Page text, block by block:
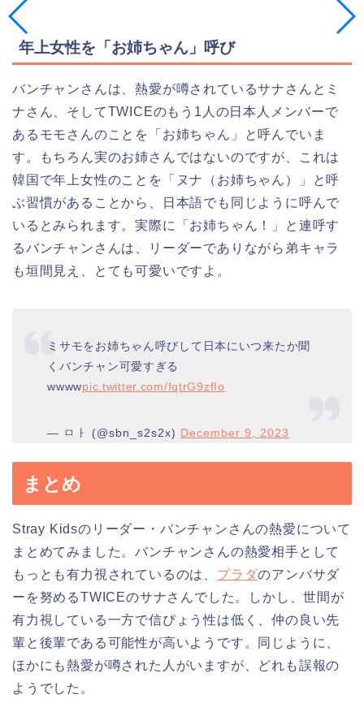
年上女性を「お姉ちゃん」呼び
バンチャンさんは、熱愛が噂されているサナさんとミ
ナさん、そしてTWICEのもう1人の日本人メンバーで
あるモモさんのことを「お姉ちゃん」と呼んでいま
す。もちろん実のお姉さんではないのですが、これは
韓国で年上女性のことを「ヌナ（お姉ちゃん）」と呼
ぶ習慣があることから、日本語でも同じように呼んで
いるとみられます。実際に「お姉ちゃん！」と連呼す
るバンチャンさんは、リーダーでありながら弟キャラ
も垣間見え、とても可愛いですよ。
ミサモをお姉ちゃん呼びして日本にいつ来たか聞
くバンチャン可愛すぎる
wwwwpic.twitter.com/IqtrG9zfIo
— ㅁㅏ (@sbn_s2s2x) December 9, 2023
まとめ
Stray Kidsのリーダー・バンチャンさんの熱愛について
まとめてみました。バンチャンさんの熱愛相手として
もっとも有力視されているのは、 プラダのアンバサダ
ーを努めるTWICEのサナさんでした。しかし、世間が
有力視している一方で信ぴょう性は低く、仲の良い先
輩と後輩である可能性が高いようです。同じように、
ほかにも熱愛が噂された人がいますが、どれも誤報の
ようでした。